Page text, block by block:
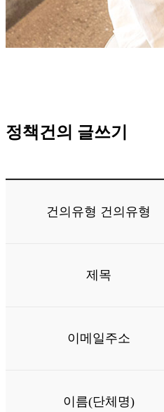
정책건의 글쓰기
건의유형 건의유형
제목
이메일주소
이름(단체명)